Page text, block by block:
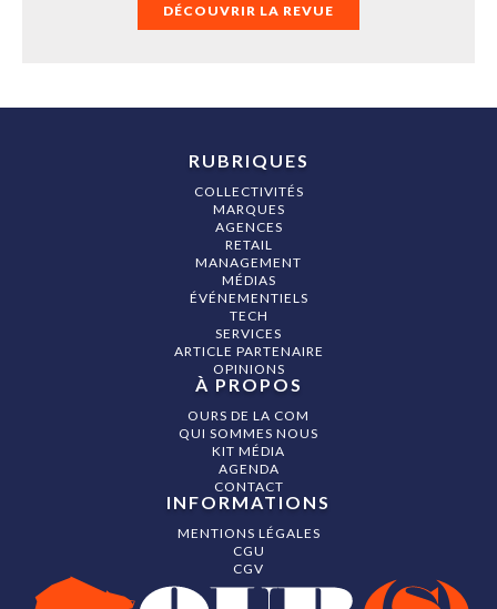
DÉCOUVRIR LA REVUE
RUBRIQUES
COLLECTIVITÉS
MARQUES
AGENCES
RETAIL
MANAGEMENT
MÉDIAS
ÉVÉNEMENTIELS
TECH
SERVICES
ARTICLE PARTENAIRE
OPINIONS
À PROPOS
OURS DE LA COM
QUI SOMMES NOUS
KIT MÉDIA
AGENDA
CONTACT
INFORMATIONS
MENTIONS LÉGALES
CGU
CGV